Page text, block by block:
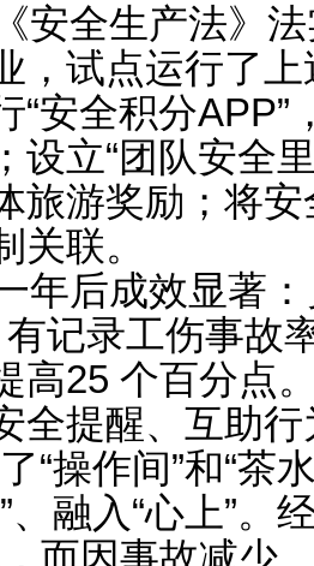
安全生产法》法
，试点运行了
“安全积分
设立“团队安全
旅游奖励；将
关联。
年后成效显著：
记录工伤事故
高25 个百分点
全提醒、互助
“操作间”和“茶
、融入“心上”
而因事故减少